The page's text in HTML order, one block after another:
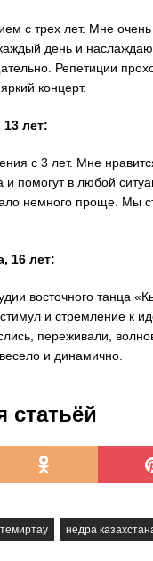
с трех лет. Мне
день и
Репетиции
концерт.
лет:
с 3 лет. Мне
и помогут в любой
немного проще. Мы
16 лет:
восточного танца
и стремление к
переживали,
и динамично.
статьёй
недра